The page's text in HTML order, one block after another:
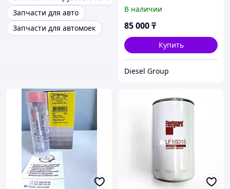
Запчасти для авто
Запчасти для автомоек
В наличии
85 000₸
Купить
Diesel Group